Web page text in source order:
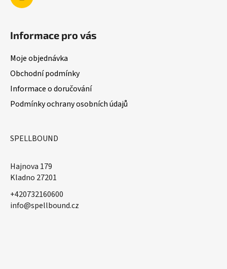
Informace pro vás
Moje objednávka
Obchodní podmínky
Informace o doručování
Podmínky ochrany osobních údajů
SPELLBOUND
Hajnova 179
Kladno 27201
+420732160600
​info@spellbound.cz